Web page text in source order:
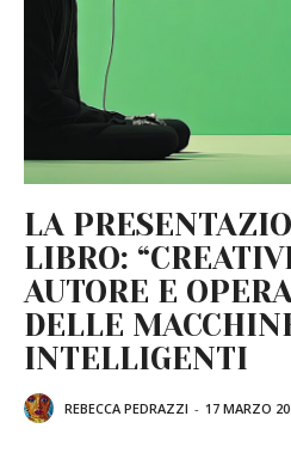
LA
LIBRO:
AUTORE E
DELLE
INTELLIGENTI
REBECCA PEDRAZZI - 17 MARZO